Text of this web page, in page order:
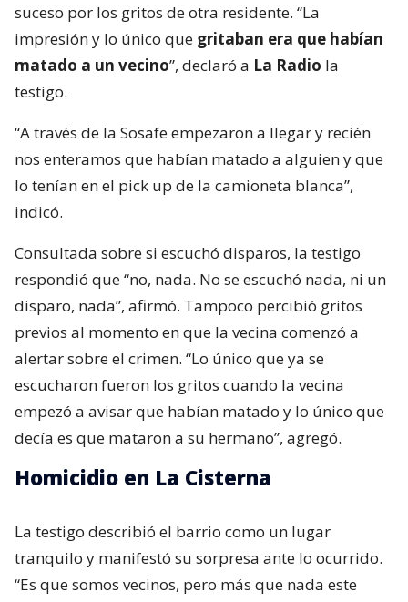
suceso por los gritos de otra residente. “La
impresión y lo único que gritaban era que habían
matado a un vecino”, declaró a La Radio la
testigo.
“A través de la Sosafe empezaron a llegar y recién
nos enteramos que habían matado a alguien y que
lo tenían en el pick up de la camioneta blanca”,
indicó.
Consultada sobre si escuchó disparos, la testigo
respondió que “no, nada. No se escuchó nada, ni un
disparo, nada”, afirmó. Tampoco percibió gritos
previos al momento en que la vecina comenzó a
alertar sobre el crimen. “Lo único que ya se
escucharon fueron los gritos cuando la vecina
empezó a avisar que habían matado y lo único que
decía es que mataron a su hermano”, agregó.
Homicidio en La Cisterna
La testigo describió el barrio como un lugar
tranquilo y manifestó su sorpresa ante lo ocurrido.
“Es que somos vecinos, pero más que nada este